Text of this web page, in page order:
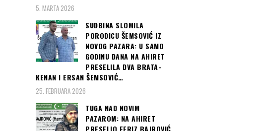
5. MARTA 2026
SUDBINA SLOMILA
PORODICU ŠEMSOVIĆ IZ
NOVOG PAZARA: U SAMO
GODINU DANA NA AHIRET
PRESELILA DVA BRATA-
KENAN I ERSAN ŠEMSOVIĆ…
25. FEBRUARA 2026
TUGA NAD NOVIM
PAZAROM: NA AHIRET